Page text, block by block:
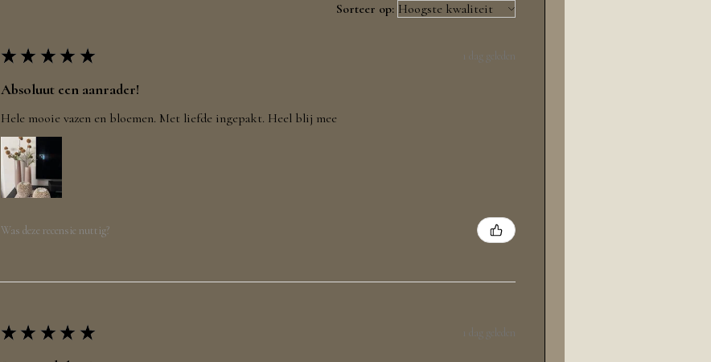
Sorteer op:
★ ★ ★ ★ ★ 1 dag geleden
Absoluut een aanrader!
Hele mooie vazen en bloemen. Met liefde ingepakt. Heel blij mee
Was deze recensie nuttig?
★ ★ ★ ★ ★ 1 dag geleden